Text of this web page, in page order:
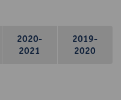
2020-
2021
2019-
2020